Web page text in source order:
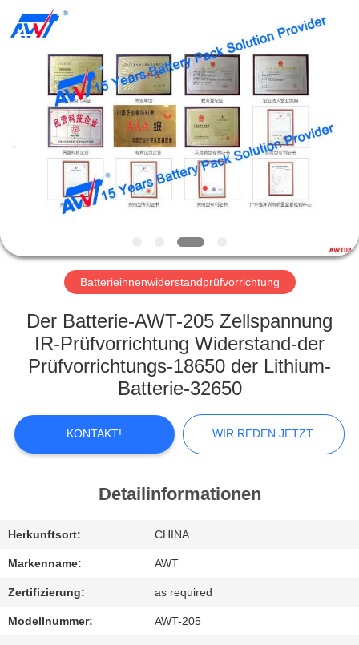
HEIM
PRODUKTE
WERKSBESICHTIGUNG
QUALITÄTSKONTROLLE
KONTAKTIEREN
UNS
REDEN
JETZT.
SITEMAP
Intelligent
Equipment
Co.,Ltd.
Batterieinnenwiderstandprüfvorrichtung
Der Batterie-AWT-205 Zellspannung
IR-Prüfvorrichtung Widerstand-der
Prüfvorrichtungs-18650 der Lithium-
Batterie-32650
KONTAKT! WIR REDEN JETZT.
Detailinformationen
Herkunftsort: CHINA
Markenname: AWT
Zertifizierung: as required
Modellnummer: AWT-205